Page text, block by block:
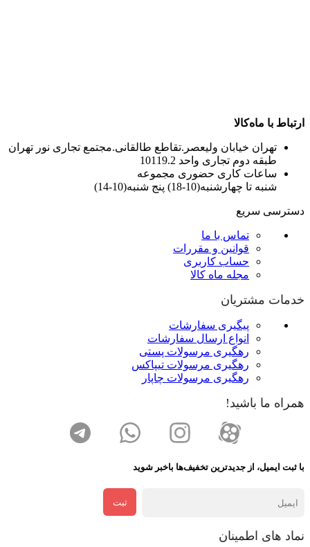
ارتباط با ماه‌کالا
تهران خیابان ولیعصر.تقاطع طالقانی.مجتمع تجاری نور تهران
طبقه دوم تجاری واحد 10119.2
ساعات کاری حضوری مجموعه
شنبه تا چهارشنبه(10-18) پنج شنبه(10-14)
دسترسی سریع
تماس با ما
قوانین و مقررات
حساب کاربری
مجله ماه کالا
خدمات مشتریان
پیگیری سفارشات
انواع ارسال سفارشات
رهگیری مرسولات پستی
رهگیری مرسولات تیپاکس
رهگیری مرسولات چاپار
همراه ما باشید!
با ثبت ایمیل، از جدید‌ترین تخفیف‌ها با‌خبر شوید
ثبت
نماد های اطمینان